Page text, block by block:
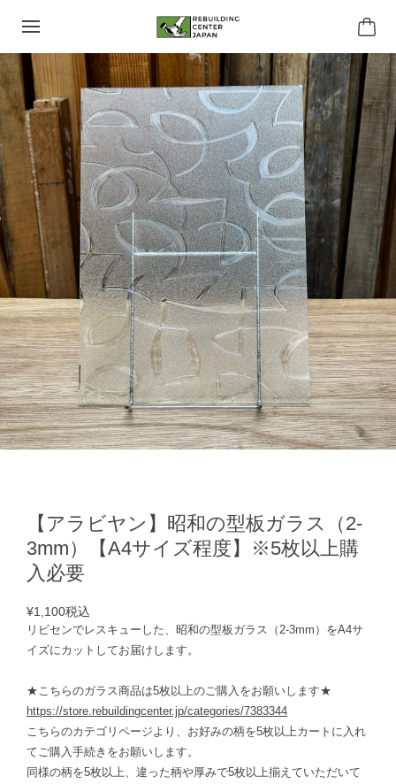
【アラビヤン】昭和の型板ガラス（2-
3mm）【A4サイズ程度】※5枚以上購
入必要
¥1,100税込
リビセンでレスキューした、昭和の型板ガラス（2-3mm）をA4サ
イズにカットしてお届けします。
★こちらのガラス商品は5枚以上のご購入をお願いします★
https://store.rebuildingcenter.jp/categories/7383344
こちらのカテゴリページより、お好みの柄を5枚以上カートに入れ
てご購入手続きをお願いします。
同様の柄を5枚以上、違った柄や厚みで5枚以上揃えていただいて